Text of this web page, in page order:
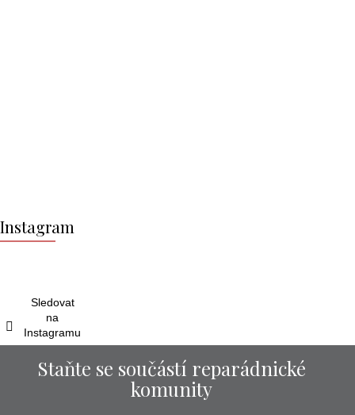
á
p
Instagram
Sledovat
na
Instagramu
Staňte se součástí reparádnické
komunity